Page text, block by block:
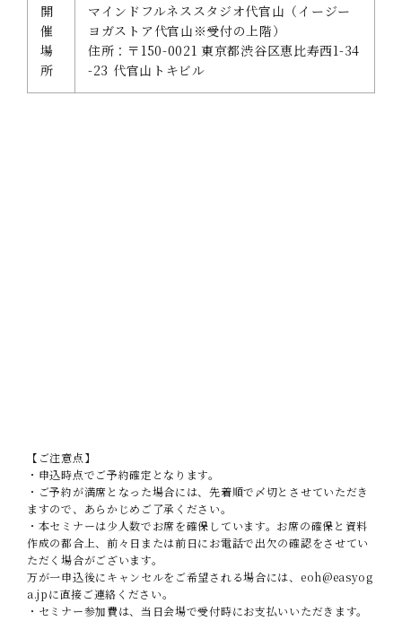
開
催
場
所
マインドフルネススタジオ代官山（イージー
ヨガストア代官山※受付の上階）
住所：〒150-0021 東京都渋谷区恵比寿西1-34
-23 代官山トキビル
【ご注意点】
・申込時点でご予約確定となります。
・ご予約が満席となった場合には、先着順で〆切とさせていただき
ますので、あらかじめご了承ください。
・本セミナーは少人数でお席を確保しています。お席の確保と資料
作成の都合上、前々日または前日にお電話で出欠の確認をさせてい
ただく場合がございます。
万が一申込後にキャンセルをご希望される場合には、 eoh@easyog
a.jpに直接ご連絡ください。
・セミナー参加費は、当日会場で受付時にお支払いいただきます。